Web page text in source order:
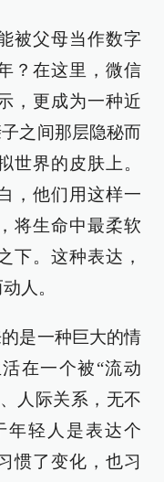
被父母当作数字
？在这里，微信
，更成为一种近
之间那层隐秘而
世界的皮肤上。
，他们用这样一
将生命中最柔软
下。这种表达，
人。
是一种巨大的情
在一个被“流动
人际关系，无不
年轻人是表达个
惯了变化，也习